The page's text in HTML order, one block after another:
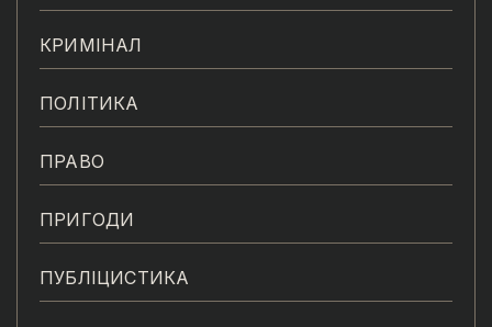
КРИМІНАЛ
ПОЛІТИКА
ПРАВО
ПРИГОДИ
ПУБЛІЦИСТИКА